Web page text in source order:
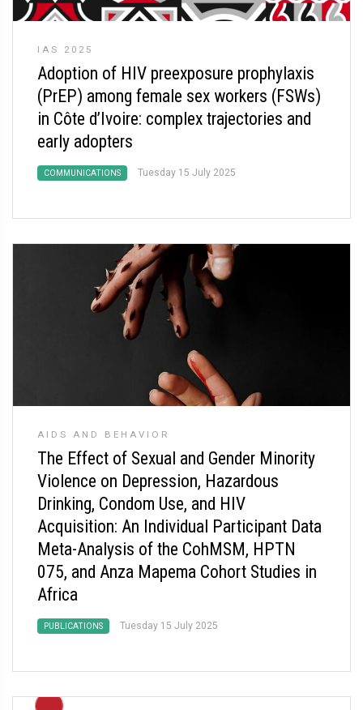
IAS 2025
Adoption of HIV preexposure prophylaxis
(PrEP) among female sex workers (FSWs)
in Côte d’Ivoire: complex trajectories and
early adopters
COMMUNICATIONS Tuesday 15 July 2025
AIDS AND BEHAVIOR
The Effect of Sexual and Gender Minority
Violence on Depression, Hazardous
Drinking, Condom Use, and HIV
Acquisition: An Individual Participant Data
Meta-Analysis of the CohMSM, HPTN
075, and Anza Mapema Cohort Studies in
Africa
PUBLICATIONS Tuesday 15 July 2025